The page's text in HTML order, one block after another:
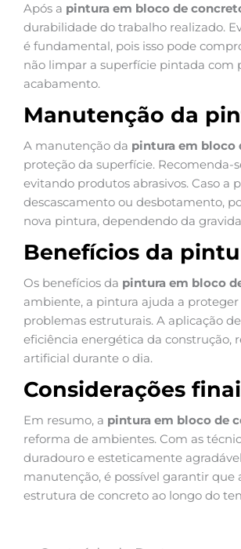
Após a pintura em bloco de
durabilidade do trabalho realizado.
é fundamental, pois isso pode
não limpar a superfície pintada com
acabamento.
Manutenção da
A manutenção da pintura em bloco
proteção da superfície. Recomenda-
evitando produtos abrasivos. Caso a
descascamento ou desbotamento,
nova pintura, dependendo da
Benefícios da
Os benefícios da pintura em bloco
ambiente, a pintura ajuda a
problemas estruturais. A aplicação
eficiência energética da construção,
artificial durante o dia.
Considerações
Em resumo, a pintura em bloco de
reforma de ambientes. Com as
duradouro e esteticamente
manutenção, é possível garantir
estrutura de concreto ao longo do